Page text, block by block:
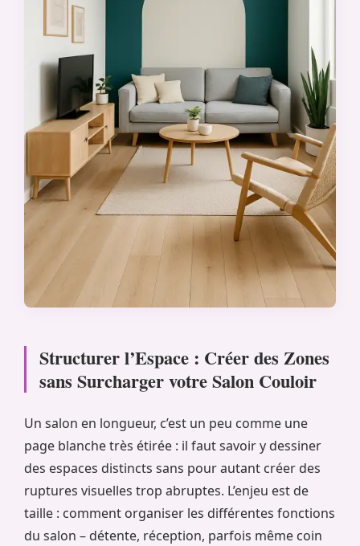
Structurer l’Espace : Créer des Zones
sans Surcharger votre Salon Couloir
Un salon en longueur, c’est un peu comme une
page blanche très étirée : il faut savoir y dessiner
des espaces distincts sans pour autant créer des
ruptures visuelles trop abruptes. L’enjeu est de
taille : comment organiser les différentes fonctions
du salon – détente, réception, parfois même coin